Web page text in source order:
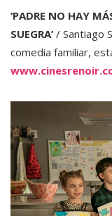
‘PADRE NO HAY
SUEGRA’ / Santiago
comedia familiar,